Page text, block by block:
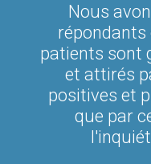
Nous
répondants
patients sont
et attirés
positives et
que par